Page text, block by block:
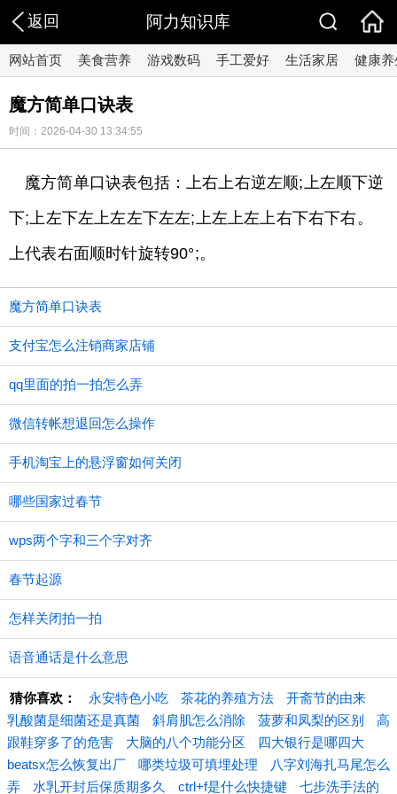
返回 阿力知识库
网站首页 美食营养 游戏数码 手工爱好 生活家居 健康养
魔方简单口诀表
时间：2026-04-30 13:34:55
魔方简单口诀表包括：上右上右逆左顺;上左顺下逆
下;上左下左上左左下左左;上左上左上右下右下右。
上代表右面顺时针旋转90°;。
魔方简单口诀表
支付宝怎么注销商家店铺
qq里面的拍一拍怎么弄
微信转帐想退回怎么操作
手机淘宝上的悬浮窗如何关闭
哪些国家过春节
wps两个字和三个字对齐
春节起源
怎样关闭拍一拍
语音通话是什么意思
猜你喜欢： 永安特色小吃 茶花的养殖方法
开斋节的由来
乳酸菌是细菌还是真菌
斜肩肌怎么消除 菠萝和凤梨的区别
高
跟鞋穿多了的危害
大脑的八个功能分区
四大银行是哪四大
beatsx怎么恢复出厂
哪类垃圾可填埋处理
八字刘海扎马尾怎么
弄
水乳开封后保质期多久 ctrl+f是什么快捷键 七步洗手法的